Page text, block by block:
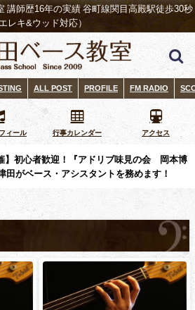
講師歴16年の実績 谷町線関目高殿駅徒歩30秒
エレキ&ウッド対応）
ALL POST PROFILE FM RADIO
ィール 行事カレンダー アクセス
】初心者歓迎！『アドリブ味見の会 岡本博
田がベース・アシスタントを務めます！